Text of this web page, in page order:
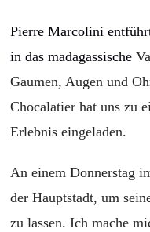
Pierre Marcolini
in das madagassische
Gaumen, Augen und
Chocalatier hat uns zu
Erlebnis eingeladen.
An einem Donnerstag
der Hauptstadt, um
zu lassen. Ich mache